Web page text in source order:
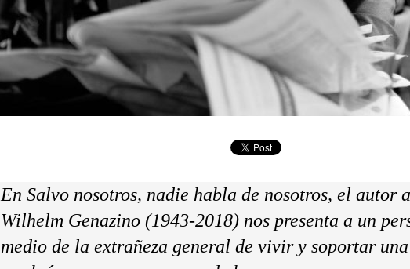
En Salvo nosotros, nadie habla de nosotros, el autor
Wilhelm Genazino (1943-2018) nos presenta a un
medio de la extrañeza general de vivir y soportar